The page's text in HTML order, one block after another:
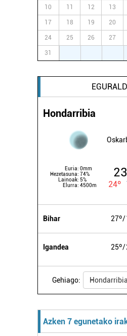
10 11 12 13
17 18 19 20
24 25 26 27
31
Hondarribia
Euria: 0mm
Hezetasuna: 74%
Lainoak: 5%
Elurra: 4500m 24º
Bihar 27º
Igandea 25º
Gehiago: Hondarribia
Azken 7 egunetako